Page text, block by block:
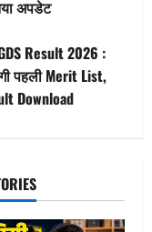
अपडेट
Result 2026 :
पहली Merit List,
Download